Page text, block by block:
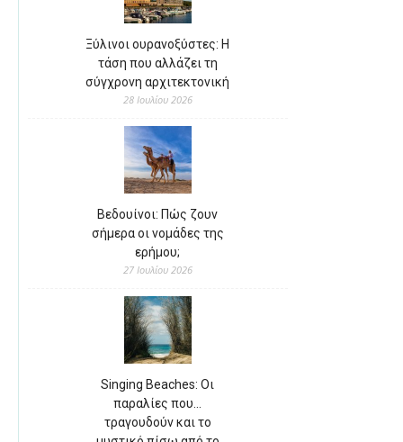
Ξύλινοι ουρανοξύστες: Η
τάση που αλλάζει τη
σύγχρονη αρχιτεκτονική
28 Ιουλίου 2026
Βεδουίνοι: Πώς ζουν
σήμερα οι νομάδες της
ερήμου;
27 Ιουλίου 2026
Singing Beaches: Οι
παραλίες που…
τραγουδούν και το